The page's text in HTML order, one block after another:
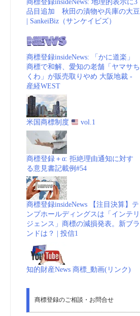
(embedded)
1”
商標登録insideNews: 地理的表示に3
品目追加 秋田の漬物や兵庫の大豆
| SankeiBiz（サンケイビズ）
商標登録insideNews: 「かに道楽」
商標で和解、愛知の老舗「ヤマサち
くわ」が販売取りやめ 大阪地裁 -
産経WEST
米国商標制度 vol.1
商標登録＋α: 拒絶理由通知に対す
る意見書記載例#54
商標登録insideNews 【注目決算】テ
ンプホールディングスは「インテリ
ジェンス」商標の減損発表。新ブラ
ンドは？ | 投信1
知的財産News 商標_動画(リンク)
商標登録のご相談・お問合せ